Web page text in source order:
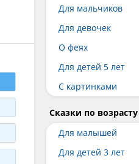
Для мальчиков
Для девочек
О феях
Для детей 5 лет
С картинками
Сказки по возрасту
Для малышей
Для детей 3 лет